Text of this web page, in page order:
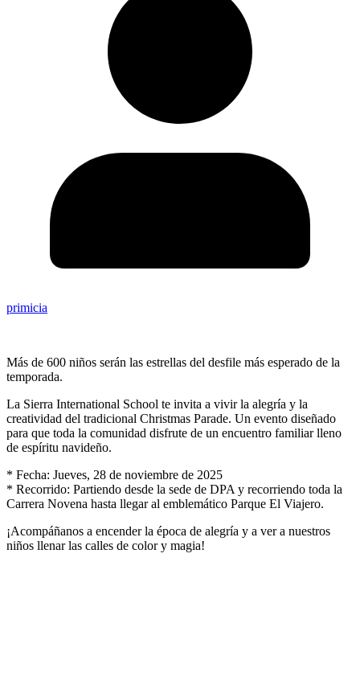
primicia
Más de 600 niños serán las estrellas del desfile más esperado de la
temporada.
La Sierra International School te invita a vivir la alegría y la
creatividad del tradicional Christmas Parade. Un evento diseñado
para que toda la comunidad disfrute de un encuentro familiar lleno
de espíritu navideño.
* Fecha: Jueves, 28 de noviembre de 2025
* Recorrido: Partiendo desde la sede de DPA y recorriendo toda la
Carrera Novena hasta llegar al emblemático Parque El Viajero.
¡Acompáñanos a encender la época de alegría y a ver a nuestros
niños llenar las calles de color y magia!